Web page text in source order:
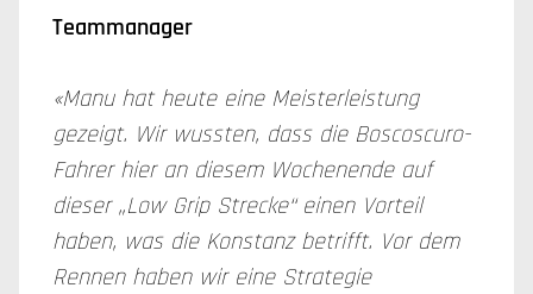
Teammanager
«Manu hat heute eine Meisterleistung
gezeigt. Wir wussten, dass die Boscoscuro-
Fahrer hier an diesem Wochenende auf
dieser „Low Grip Strecke“ einen Vorteil
haben, was die Konstanz betrifft. Vor dem
Rennen haben wir eine Strategie